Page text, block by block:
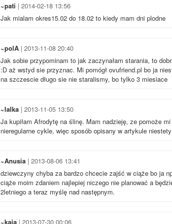
~pati | 2014-02-18 13:56
Jak mialam okres15.02 do 18.02 to kiedy mam dni plodne
~polA | 2013-11-08 20:40
Jak sobie przypominam to jak zaczynałam starania, to
:D aż wstyd sie przyznac. Mi pomógł ovufriend.pl bo ja
na szczescie długo sie nie staralismy, bo tylko 3 miesiace
~lalka | 2013-11-05 13:50
Ja kupiłam Afrodytę na ślinę. Mam nadzieję, ze pomoże
nieregularne cykle, więc sposób opisany w artykule
~Anusia | 2013-08-06 13:41
dziewczyny chyba za bardzo chcecie zajść w ciąże bo ja
ciąże moim zdaniem najlepiej niczego nie planować a
2letniego a teraz myślę nad następnym.
~kaja | 2013-07-30 00:06